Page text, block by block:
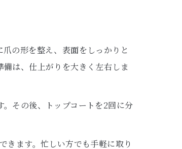
の形を整え、表面をしっかりと
は、仕上がりを大きく左右しま
その後、トップコートを2回に分
きます。忙しい方でも手軽に取り